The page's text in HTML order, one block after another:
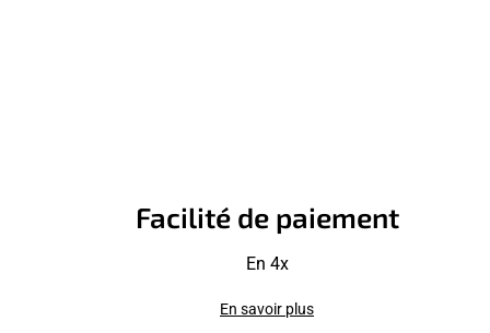
Facilité de paiement
En 4x
En savoir plus